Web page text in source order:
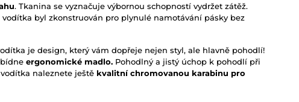
. Tkanina se vyznačuje výbornou schopností vydržet zátěž.
byl zkonstruován pro plynulé namotávání pásky bez
je design, který vám dopřeje nejen styl, ale hlavně pohodlí!
ergonomické madlo. Pohodlný a jistý úchop k pohodlí při
naleznete ještě kvalitní chromovanou karabinu pro